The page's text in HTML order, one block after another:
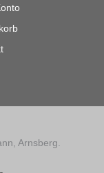
Arnsberg.